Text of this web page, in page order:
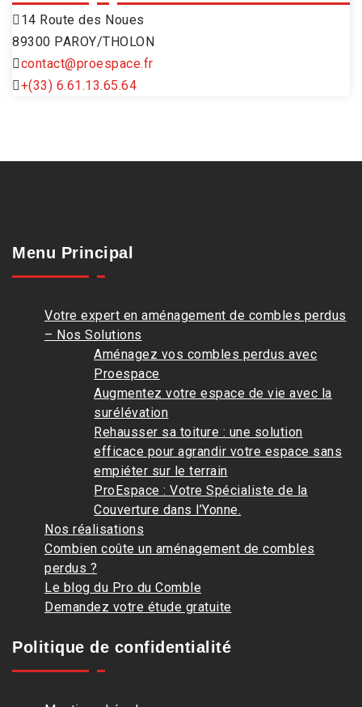
14 Route des Noues
89300 PAROY/THOLON
contact@proespace.fr
+(33) 6.61.13.65.64
Menu Principal
Votre expert en aménagement de combles perdus
– Nos Solutions
Aménagez vos combles perdus avec
Proespace
Augmentez votre espace de vie avec la
surélévation
Rehausser sa toiture : une solution
efficace pour agrandir votre espace sans
empiéter sur le terrain
ProEspace : Votre Spécialiste de la
Couverture dans l’Yonne.
Nos réalisations
Combien coûte un aménagement de combles
perdus ?
Le blog du Pro du Comble
Demandez votre étude gratuite
Politique de confidentialité